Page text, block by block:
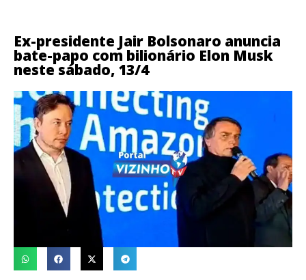
Ex-presidente Jair Bolsonaro anuncia
bate-papo com bilionário Elon Musk
neste sábado, 13/4